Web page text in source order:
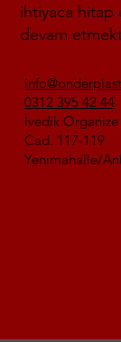
ihtiyaca hitap
devam
0312 395 42 44
İvedik
Cad. 117-119
Yenimahalle/